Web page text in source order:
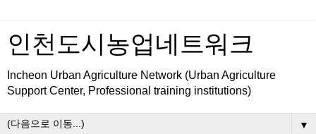
인천도시농업네트워크
Incheon Urban Agriculture Network (Urban Agriculture
Support Center, Professional training institutions)
▼